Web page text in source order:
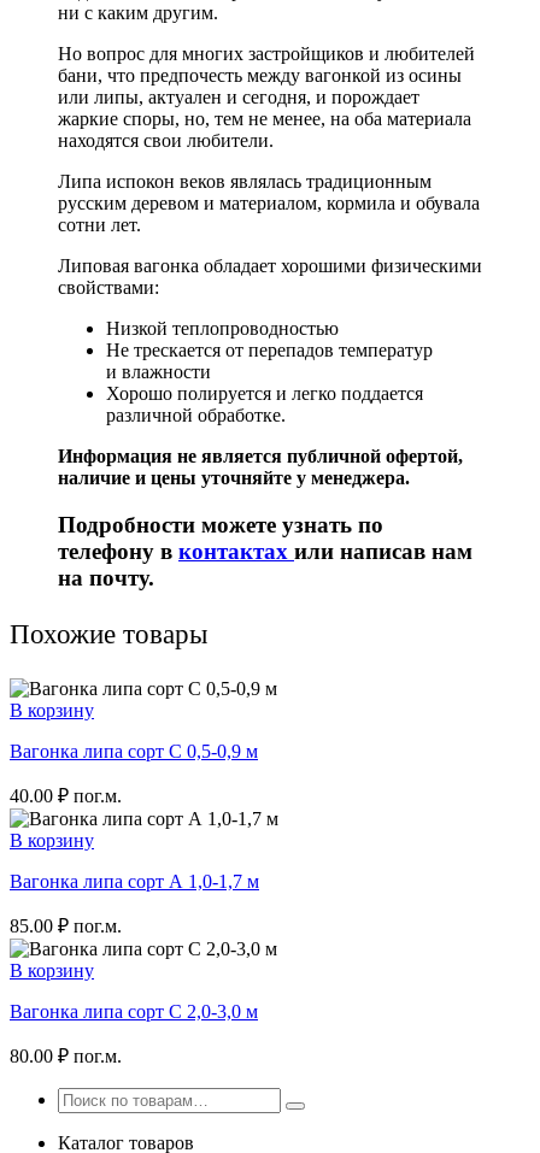
ни с каким другим.
Но вопрос для многих застройщиков и любителей
бани, что предпочесть между вагонкой из осины
или липы, актуален и сегодня, и порождает
жаркие споры, но, тем не менее, на оба материала
находятся свои любители.
Липа испокон веков являлась традиционным
русским деревом и материалом, кормила и обувала
сотни лет.
Липовая вагонка обладает хорошими физическими
свойствами:
Низкой теплопроводностью
Не трескается от перепадов температур
и влажности
Хорошо полируется и легко поддается
различной обработке.
Информация не является публичной офертой,
наличие и цены уточняйте у менеджера.
Подробности можете узнать по
телефону в контактах или написав нам
на почту.
Похожие товары
В корзину
Вагонка липа сорт С 0,5-0,9 м
40.00 ₽ пог.м.
В корзину
Вагонка липа сорт А 1,0-1,7 м
85.00 ₽ пог.м.
В корзину
Вагонка липа сорт С 2,0-3,0 м
80.00 ₽ пог.м.
Каталог товаров